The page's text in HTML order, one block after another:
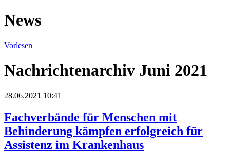
News
Vorlesen
Nachrichtenarchiv Juni 2021
28.06.2021 10:41
Fachverbände für Menschen mit
Behinderung kämpfen erfolgreich für
Assistenz im Krankenhaus